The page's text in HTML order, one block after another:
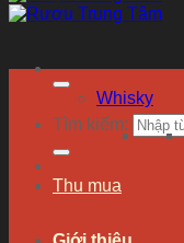
Tìm kiếm:
Thu mua
Whisky